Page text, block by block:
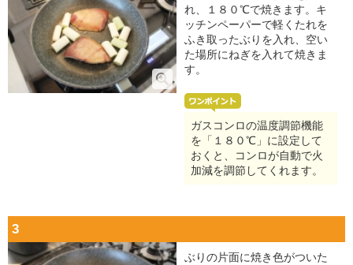
れ、１８０℃で焼きます。キ
ッチンペーパーで軽くたれを
ふき取ったぶりを入れ、空い
た場所にねぎを入れて焼きま
す。
ガスコンロの温度調節機能
を「１８０℃」に設定して
おくと、コンロが自動で火
加減を調節してくれます。
3
ぶりの片面に焼き色がついた